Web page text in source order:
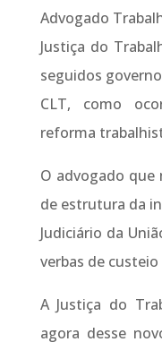
Advogado
Justiça do
seguidos
CLT, como
reforma
O advogado
de estrutura da
Judiciário da
verbas de
A Justiça do
agora desse